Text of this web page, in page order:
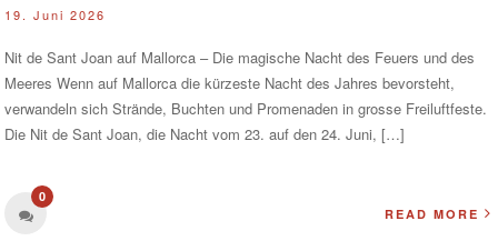
19. Juni 2026
Nit de Sant Joan auf Mallorca – Die magische Nacht des Feuers und des
Meeres Wenn auf Mallorca die kürzeste Nacht des Jahres bevorsteht,
verwandeln sich Strände, Buchten und Promenaden in grosse Freiluftfeste.
Die Nit de Sant Joan, die Nacht vom 23. auf den 24. Juni, […]
0
READ MORE